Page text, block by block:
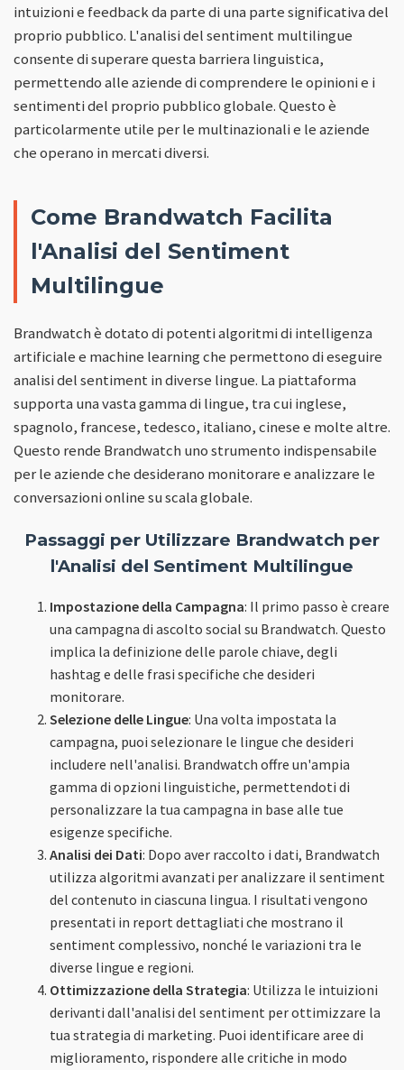
intuizioni e feedback da parte di una parte significativa del
proprio pubblico. L'analisi del sentiment multilingue
consente di superare questa barriera linguistica,
permettendo alle aziende di comprendere le opinioni e i
sentimenti del proprio pubblico globale. Questo è
particolarmente utile per le multinazionali e le aziende
che operano in mercati diversi.
Come Brandwatch Facilita
l'Analisi del Sentiment
Multilingue
Brandwatch è dotato di potenti algoritmi di intelligenza
artificiale e machine learning che permettono di eseguire
analisi del sentiment in diverse lingue. La piattaforma
supporta una vasta gamma di lingue, tra cui inglese,
spagnolo, francese, tedesco, italiano, cinese e molte altre.
Questo rende Brandwatch uno strumento indispensabile
per le aziende che desiderano monitorare e analizzare le
conversazioni online su scala globale.
Passaggi per Utilizzare Brandwatch per
l'Analisi del Sentiment Multilingue
Impostazione della Campagna: Il primo passo è creare
una campagna di ascolto social su Brandwatch. Questo
implica la definizione delle parole chiave, degli
hashtag e delle frasi specifiche che desideri
monitorare.
Selezione delle Lingue: Una volta impostata la
campagna, puoi selezionare le lingue che desideri
includere nell'analisi. Brandwatch offre un'ampia
gamma di opzioni linguistiche, permettendoti di
personalizzare la tua campagna in base alle tue
esigenze specifiche.
Analisi dei Dati: Dopo aver raccolto i dati, Brandwatch
utilizza algoritmi avanzati per analizzare il sentiment
del contenuto in ciascuna lingua. I risultati vengono
presentati in report dettagliati che mostrano il
sentiment complessivo, nonché le variazioni tra le
diverse lingue e regioni.
Ottimizzazione della Strategia: Utilizza le intuizioni
derivanti dall'analisi del sentiment per ottimizzare la
tua strategia di marketing. Puoi identificare aree di
miglioramento, rispondere alle critiche in modo